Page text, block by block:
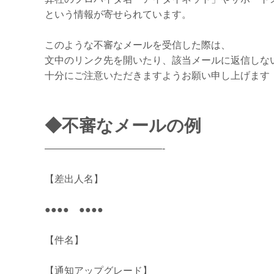
という情報が寄せられています。
このような不審なメールを受信した際は、
文中のリンク先を開いたり、該当メールに返信しな
十分にご注意いただきますようお願い申し上げます
◆不審なメールの例
————————————-
【差出人名】
●●●● ●●●●
【件名】
【通知アップグレード】